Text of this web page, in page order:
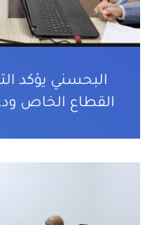
البحسني يؤكد
القطاع الخاص